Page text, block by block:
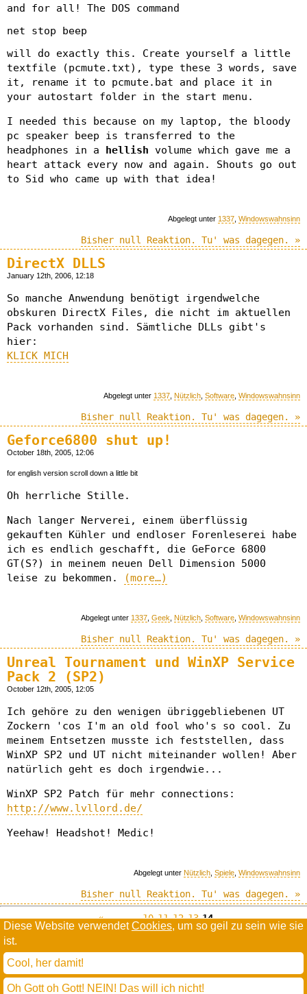
Diese Website verwendetCookies, um so geil zu sein wie sie
ist.
Cool, her damit!
Oh Gott oh Gott! NEIN! Das will ich nicht!
and for all! The DOS command
net stop beep
will do exactly this. Create yourself a little
textfile (pcmute.txt), type these 3 words, save
it, rename it to pcmute.bat and place it in
your autostart folder in the start menu.
I needed this because on my laptop, the bloody
pc speaker beep is transferred to the
headphones in a hellish volume which gave me a
heart attack every now and again. Shouts go out
to Sid who came up with that idea!
Abgelegt unter 1337 Windowswahnsinn
Bisher null Reaktion. Tu' was dagegen. »
DirectX DLLS
January 12th, 2006, 12:18
So manche Anwendung benötigt irgendwelche
obskuren DirectX Files, die nicht im aktuellen
Pack vorhanden sind. Sämtliche DLLs gibt's
hier:
KLICK MICH
Abgelegt unter 1337 Nützlich Software Windowswahnsinn
Bisher null Reaktion. Tu' was dagegen. »
Geforce6800 shut up!
October 18th, 2005, 12:06
for english version scroll down a little bit
Oh herrliche Stille.
Nach langer Nerverei, einem überflüssig
gekauften Kühler und endloser Forenleserei habe
ich es endlich geschafft, die GeForce 6800
GT(S?) in meinem neuen Dell Dimension 5000
leise zu bekommen.
(more…)
Abgelegt unter 1337 Geek Nützlich Software Windowswahnsinn
Bisher null Reaktion. Tu' was dagegen. »
Unreal Tournament und WinXP Service
Pack 2 (SP2)
October 12th, 2005, 12:05
Ich gehöre zu den wenigen übriggebliebenen UT
Zockern 'cos I'm an old fool who's so cool. Zu
meinem Entsetzen musste ich feststellen, dass
WinXP SP2 und UT nicht miteinander wollen! Aber
natürlich geht es doch irgendwie...
WinXP SP2 Patch für mehr connections:
http://www.lvllord.de/
Yeehaw! Headshot! Medic!
Abgelegt unter Nützlich Spiele Windowswahnsinn
Bisher null Reaktion. Tu' was dagegen. »
«-- … 10 11 12 13 14
todamax rennt aufwordpress
* daMaxentgendert nach Hermes Phettberg